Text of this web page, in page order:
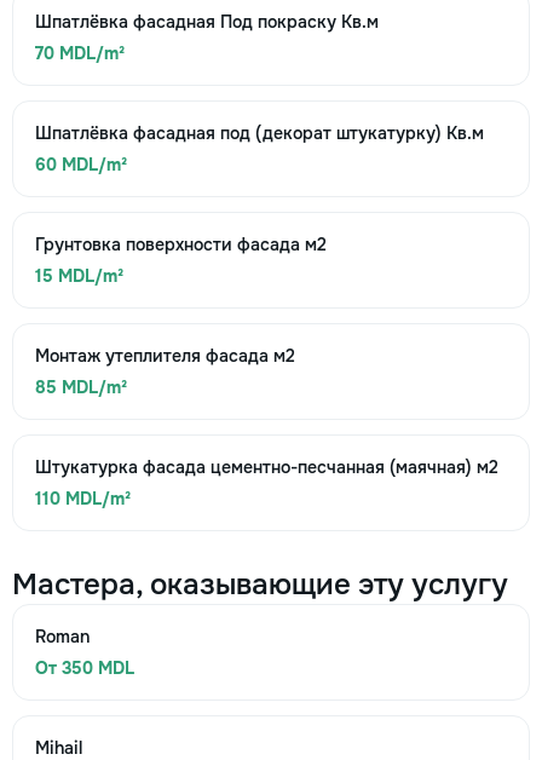
Шпатлёвка фасадная Под покраску Кв.м
70 MDL/m²
Шпатлёвка фасадная под (декорат штукатурку) Кв.м
60 MDL/m²
Грунтовка поверхности фасада м2
15 MDL/m²
Монтаж утеплителя фасада м2
85 MDL/m²
Штукатурка фасада цементно-песчанная (маячная) м2
110 MDL/m²
Мастера, оказывающие эту услугу
Roman
От 350 MDL
Mihail